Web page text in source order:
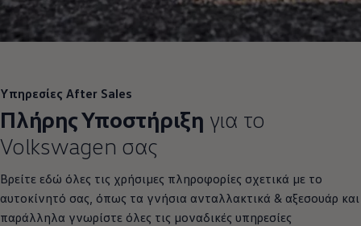
Υπηρεσίες After Sales
Πλήρης Υποστήριξη για το
Volkswagen σας
Βρείτε εδώ όλες τις χρήσιμες πληροφορίες σχετικά με το
αυτοκίνητό σας, όπως τα γνήσια ανταλλακτικά & αξεσουάρ και
παράλληλα γνωρίστε όλες τις μοναδικές υπηρεσίες